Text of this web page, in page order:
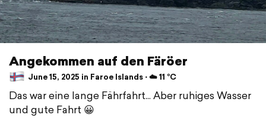
Angekommen auf den Färöer
June 15, 2025 in Faroe Islands ⋅ ☁️ 11 °C
Das war eine lange Fährfahrt... Aber ruhiges Wasser
und gute Fahrt 😀